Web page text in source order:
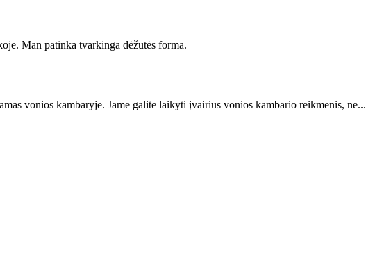
Man patinka tvarkinga dėžutės forma.
vonios kambaryje. Jame galite laikyti įvairius vonios kambario reikmenis, ne...